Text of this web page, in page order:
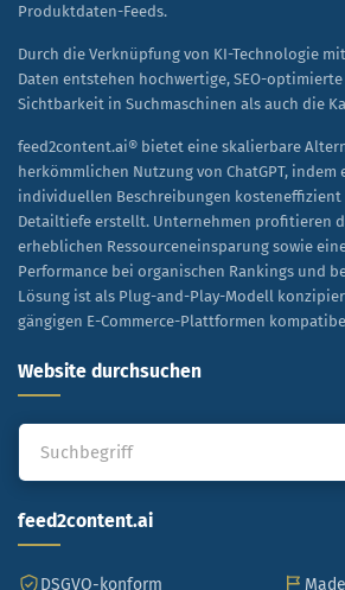
Produktdaten-Feeds.
Durch die Verknüpfung von KI-Technologie
Daten entstehen hochwertige, SEO-
Sichtbarkeit in Suchmaschinen als auch die
feed2content.ai® bietet eine skalierbare
herkömmlichen Nutzung von ChatGPT, indem
individuellen Beschreibungen
Detailtiefe erstellt. Unternehmen profitieren
erheblichen Ressourceneinsparung sowie
Performance bei organischen Rankings und
Lösung ist als Plug-and-Play-Modell
gängigen E-Commerce-Plattformen
Website durchsuchen
feed2content.ai
DSGVO-konform